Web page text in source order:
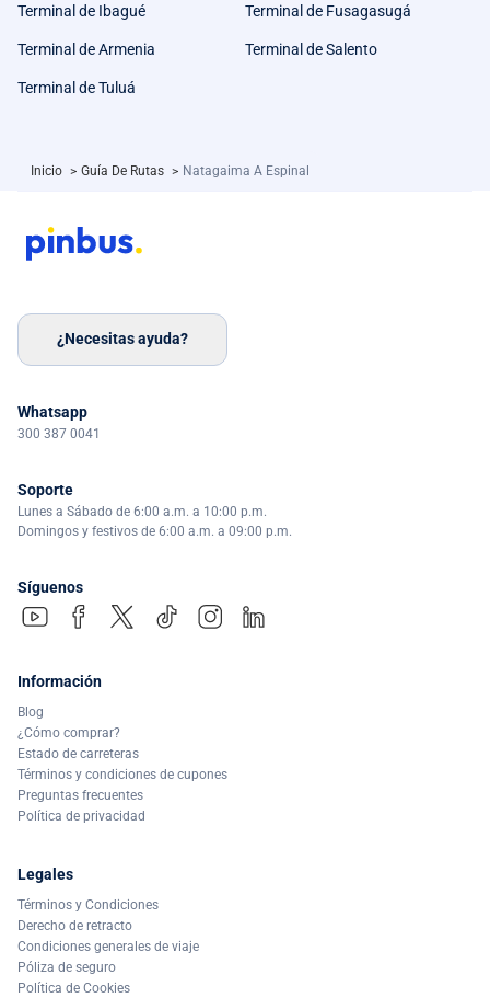
Terminal de Ibagué Terminal de Fusagasugá
Terminal de Armenia Terminal de Salento
Terminal de Tuluá
Inicio > Guía De Rutas > Natagaima A Espinal
¿Necesitas ayuda?
Whatsapp
300 387 0041
Soporte
Lunes a Sábado de 6:00 a.m. a 10:00 p.m.
Domingos y festivos de 6:00 a.m. a 09:00 p.m.
Síguenos
Información
Blog
¿Cómo comprar?
Estado de carreteras
Términos y condiciones de cupones
Preguntas frecuentes
Política de privacidad
Legales
Términos y Condiciones
Derecho de retracto
Condiciones generales de viaje
Póliza de seguro
Política de Cookies